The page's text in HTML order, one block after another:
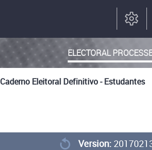
ELECTORAL
Caderno Eleitoral Definitivo - Estudantes
Version: